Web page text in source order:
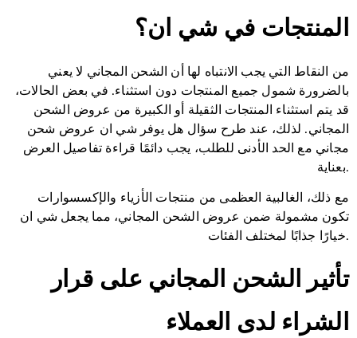
المنتجات في شي ان؟
من النقاط التي يجب الانتباه لها أن الشحن المجاني لا يعني
بالضرورة شمول جميع المنتجات دون استثناء. في بعض الحالات،
قد يتم استثناء المنتجات الثقيلة أو الكبيرة من عروض الشحن
المجاني. لذلك، عند طرح سؤال هل يوفر شي ان عروض شحن
مجاني مع الحد الأدنى للطلب، يجب دائمًا قراءة تفاصيل العرض
بعناية.
مع ذلك، الغالبية العظمى من منتجات الأزياء والإكسسوارات
تكون مشمولة ضمن عروض الشحن المجاني، مما يجعل شي ان
خيارًا جذابًا لمختلف الفئات.
تأثير الشحن المجاني على قرار
الشراء لدى العملاء